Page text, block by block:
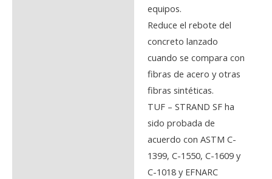
equipos.
Reduce el rebote del
concreto lanzado
cuando se compara con
fibras de acero y otras
fibras sintéticas.
TUF – STRAND SF ha
sido probada de
acuerdo con ASTM C-
1399, C-1550, C-1609 y
C-1018 y EFNARC